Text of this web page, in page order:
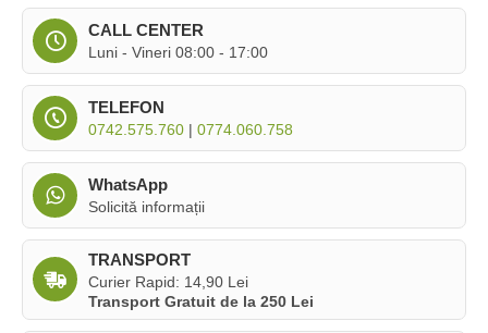
CALL CENTER
Luni - Vineri 08:00 - 17:00
TELEFON
0742.575.760 | 0774.060.758
WhatsApp
Solicită informații
TRANSPORT
Curier Rapid: 14,90 Lei
Transport Gratuit de la 250 Lei